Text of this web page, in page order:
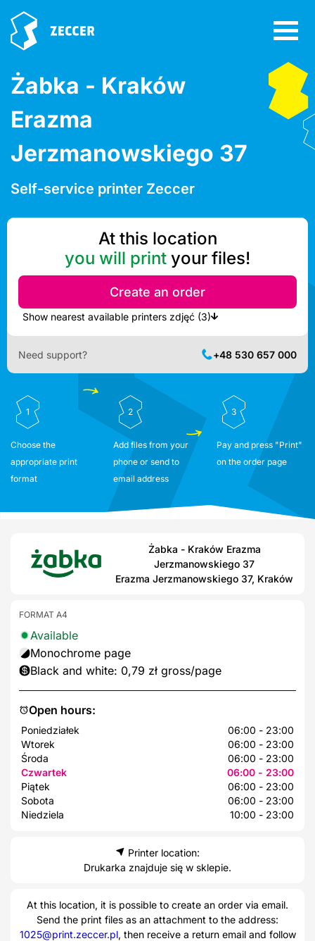
Żabka - Kraków
Erazma
Jerzmanowskiego 37
Self-service printer Zeccer
At this location
you will print your files!
Create an order
Show nearest available printers zdjęć (3)
Need support? +48 530 657 000
1
Choose the
appropriate print
format
2
Add files from your
phone or send to
email address
3
Pay and press "Print"
on the order page
Żabka - Kraków Erazma
Jerzmanowskiego 37
Erazma Jerzmanowskiego 37, Kraków
Open hours:
Poniedziałek
06:00 - 23:00
Wtorek
06:00 - 23:00
Środa
06:00 - 23:00
Czwartek
06:00 - 23:00
Piątek
06:00 - 23:00
Sobota
06:00 - 23:00
Niedziela
10:00 - 23:00
FORMAT A4
Available
Monochrome page
Black and white: 0,79 zł gross/page
Printer location:
Drukarka znajduje się w sklepie.
At this location, it is possible to create an order via email.
Send the print files as an attachment to the address:
1025@print.zeccer.pl, then receive a return email and follow